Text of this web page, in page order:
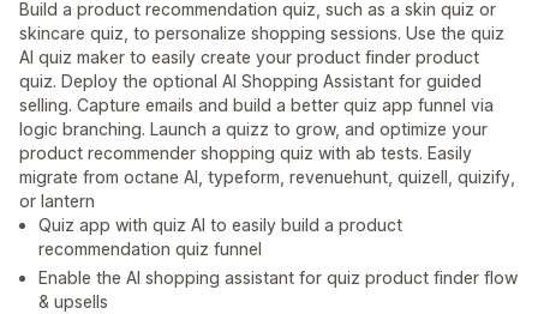
Build a product recommendation quiz, such as a skin quiz or
skincare quiz, to personalize shopping sessions. Use the quiz
AI quiz maker to easily create your product finder product
quiz. Deploy the optional AI Shopping Assistant for guided
selling. Capture emails and build a better quiz app funnel via
logic branching. Launch a quizz to grow, and optimize your
product recommender shopping quiz with ab tests. Easily
migrate from octane AI, typeform, revenuehunt, quizell, quizify,
or lantern
Quiz app with quiz AI to easily build a product
recommendation quiz funnel
Enable the AI shopping assistant for quiz product finder flow
& upsells